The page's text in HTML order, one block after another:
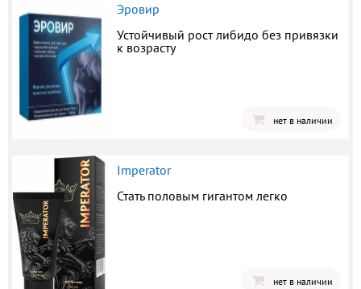
Эровир
Устойчивый рост либидо без привязки
к возрасту
нет в наличии
Imperator
Стать половым гигантом легко
нет в наличии